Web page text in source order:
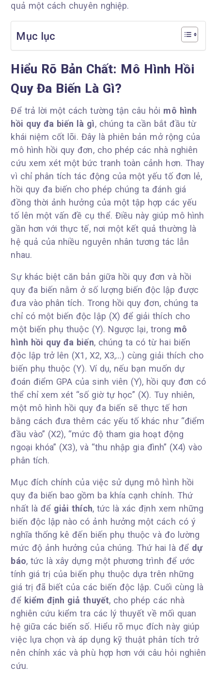
quả một cách chuyên nghiệp.
Mục lục
Hiểu Rõ Bản Chất: Mô Hình Hồi
Quy Đa Biến Là Gì?
Để trả lời một cách tường tận câu hỏi mô hình
hồi quy đa biến là gì, chúng ta cần bắt đầu từ
khái niệm cốt lõi. Đây là phiên bản mở rộng của
mô hình hồi quy đơn, cho phép các nhà nghiên
cứu xem xét một bức tranh toàn cảnh hơn. Thay
vì chỉ phân tích tác động của một yếu tố đơn lẻ,
hồi quy đa biến cho phép chúng ta đánh giá
đồng thời ảnh hưởng của một tập hợp các yếu
tố lên một vấn đề cụ thể. Điều này giúp mô hình
gần hơn với thực tế, nơi một kết quả thường là
hệ quả của nhiều nguyên nhân tương tác lẫn
nhau.
Sự khác biệt căn bản giữa hồi quy đơn và hồi
quy đa biến nằm ở số lượng biến độc lập được
đưa vào phân tích. Trong hồi quy đơn, chúng ta
chỉ có một biến độc lập (X) để giải thích cho
một biến phụ thuộc (Y). Ngược lại, trong mô
hình hồi quy đa biến, chúng ta có từ hai biến
độc lập trở lên (X1, X2, X3,…) cùng giải thích cho
biến phụ thuộc (Y). Ví dụ, nếu bạn muốn dự
đoán điểm GPA của sinh viên (Y), hồi quy đơn có
thể chỉ xem xét “số giờ tự học” (X). Tuy nhiên,
một mô hình hồi quy đa biến sẽ thực tế hơn
bằng cách đưa thêm các yếu tố khác như “điểm
đầu vào” (X2), “mức độ tham gia hoạt động
ngoại khóa” (X3), và “thu nhập gia đình” (X4) vào
phân tích.
Mục đích chính của việc sử dụng mô hình hồi
quy đa biến bao gồm ba khía cạnh chính. Thứ
nhất là để giải thích, tức là xác định xem những
biến độc lập nào có ảnh hưởng một cách có ý
nghĩa thống kê đến biến phụ thuộc và đo lường
mức độ ảnh hưởng của chúng. Thứ hai là để dự
báo, tức là xây dựng một phương trình để ước
tính giá trị của biến phụ thuộc dựa trên những
giá trị đã biết của các biến độc lập. Cuối cùng là
để kiểm định giả thuyết, cho phép các nhà
nghiên cứu kiểm tra các lý thuyết về mối quan
hệ giữa các biến số. Hiểu rõ mục đích này giúp
việc lựa chọn và áp dụng kỹ thuật phân tích trở
nên chính xác và phù hợp hơn với câu hỏi nghiên
cứu.